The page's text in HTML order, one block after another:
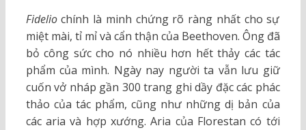
Fideliochính là minh chứng rõ ràng nhất cho sự
miệt mài, tỉ mỉ và cẩn thận của Beethoven. Ông đã
bỏ công sức cho nó nhiều hơn hết thảy các tác
phẩm của mình. Ngày nay người ta vẫn lưu giữ
cuốn vở nháp gần 300 trang ghi dầy đặc các phác
thảo của tác phẩm, cũng như những dị bản của
các aria và hợp xướng. Aria của Florestan có tới